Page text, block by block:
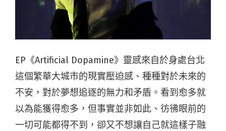
EP《Artificial Dopamine》靈感來自於身處台北
這個繁華大城市的現實壓迫感、種種對於未來的
不安，對於夢想追逐的無力和矛盾。看到愈多就
以為能獲得愈多，但事實並非如此、彷彿眼前的
一切可能都得不到，卻又不想讓自己就這樣子融